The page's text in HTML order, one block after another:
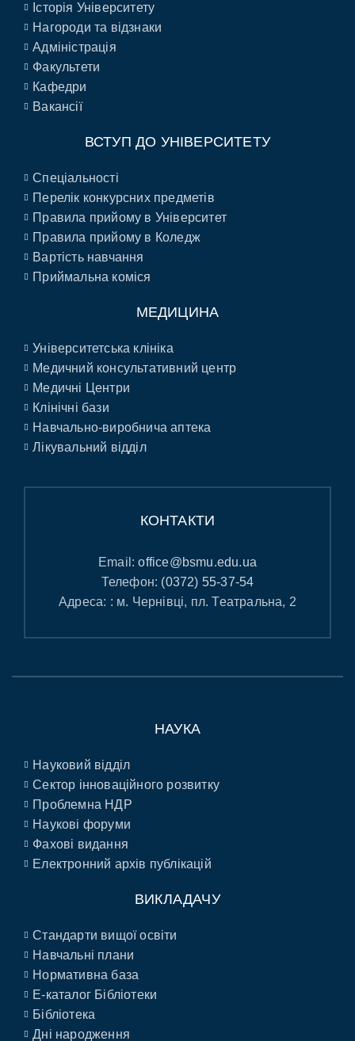
Історія Університету
Нагороди та відзнаки
Адміністрація
Факультети
Кафедри
Вакансії
ВСТУП ДО УНІВЕРСИТЕТУ
Спеціальності
Перелік конкурсних предметів
Правила прийому в Університет
Правила прийому в Коледж
Вартість навчання
Приймальна коміся
МЕДИЦИНА
Університетська клініка
Медичний консультативний центр
Медичні Центри
Клінічні бази
Навчально-виробнича аптека
Лікувальний відділ
КОНТАКТИ
Email:office@bsmu.edu.ua
Телефон: (0372) 55-37-54
Адреса: : м. Чернівці, пл. Театральна, 2
НАУКА
Науковий відділ
Сектор інноваційного розвитку
Проблемна НДР
Наукові форуми
Фахові видання
Електронний архів публікацій
ВИКЛАДАЧУ
Стандарти вищої освіти
Навчальні плани
Нормативна база
E-каталог Бібліотеки
Бібліотека
Дні народження